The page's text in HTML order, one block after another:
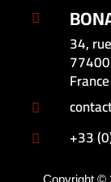

34,
France

 +33
Copyright ©